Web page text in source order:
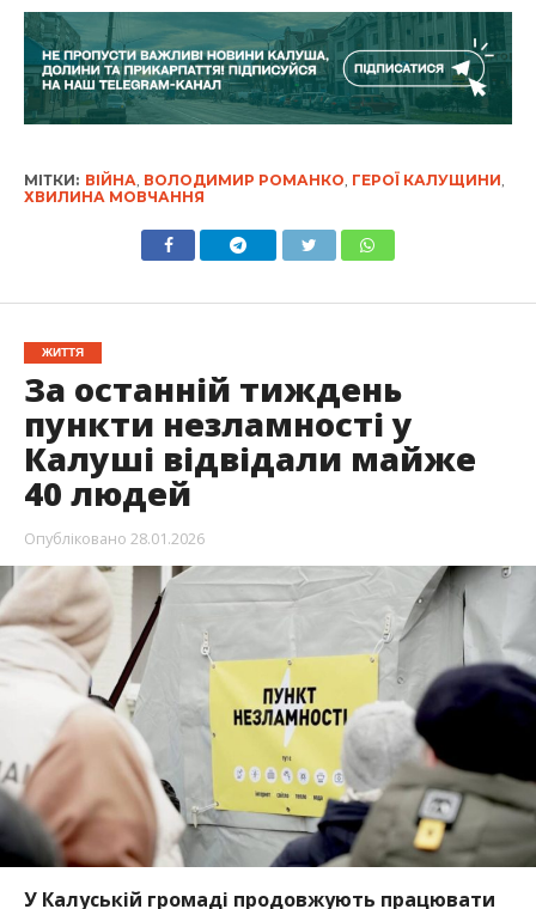
МІТКИ: ВІЙНА ВОЛОДИМИР РОМАНКО ГЕРОЇ КАЛУЩИНИ
ХВИЛИНА МОВЧАННЯ
ЖИТТЯ
За останній тиждень
пункти незламності у
Калуші відвідали майже
40 людей
Опубліковано 28.01.2026
У Калуській громаді продовжують працювати